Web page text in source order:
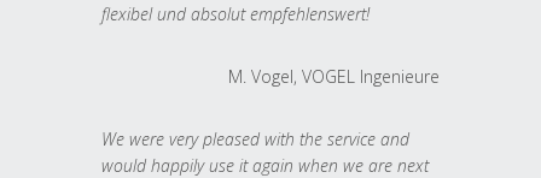
flexibel und absolut empfehlenswert!
M. Vogel, VOGEL Ingenieure
We were very pleased with the service and
would happily use it again when we are next